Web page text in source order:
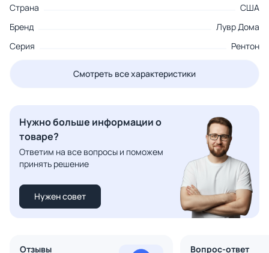
Страна
США
Бренд
Лувр Дома
Серия
Рентон
Смотреть все характеристики
Нужно больше информации о
товаре?
Ответим на все вопросы и поможем
принять решение
Нужен совет
Отзывы Вопрос-ответ